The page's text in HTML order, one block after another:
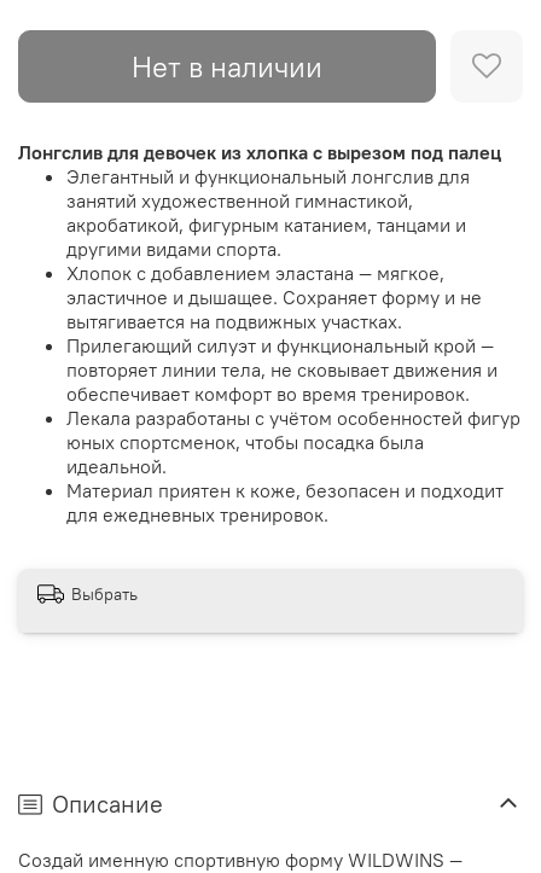
Нет в наличии
Лонгслив для девочек из хлопка с вырезом под палец
Элегантный и функциональный лонгслив для
занятий художественной гимнастикой,
акробатикой, фигурным катанием, танцами и
другими видами спорта.
Хлопок с добавлением эластана — мягкое,
эластичное и дышащее. Сохраняет форму и не
вытягивается на подвижных участках.
Прилегающий силуэт и функциональный крой —
повторяет линии тела, не сковывает движения и
обеспечивает комфорт во время тренировок.
Лекала разработаны с учётом особенностей фигур
юных спортсменок, чтобы посадка была
идеальной.
Материал приятен к коже, безопасен и подходит
для ежедневных тренировок.
Выбрать
Описание
Создай именную спортивную форму WILDWINS —